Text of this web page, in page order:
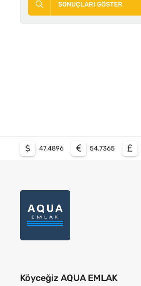
SONUÇLARI GÖSTER
47.4896 54.7365
Köyceğiz AQUA EMLAK